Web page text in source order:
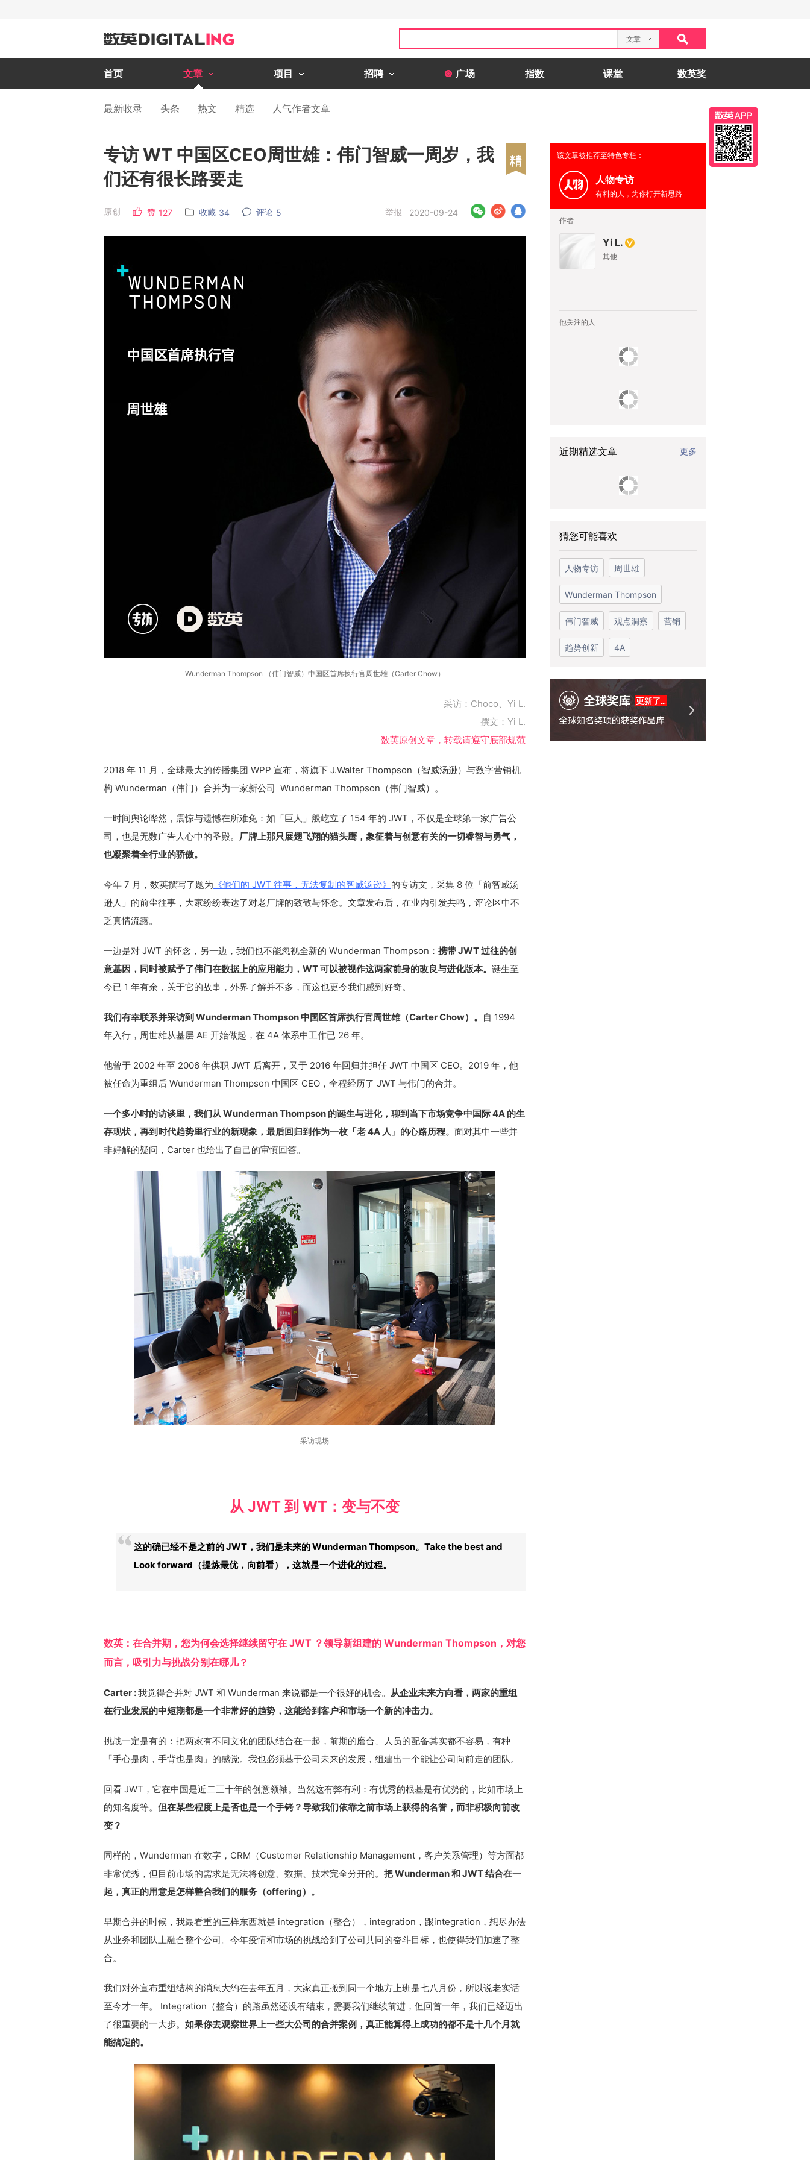
文章
首页 文章 项目 招聘 广场 指数 课堂 数英奖
最新收录 头条 热文 精选 人气作者文章
专访 WT 中国区CEO周世雄：伟门智威一周岁，我
们还有很长路要走
原创 赞 127 收藏 34 评论 5 举报 2020-09-24
Wunderman Thompson （伟门智威）中国区首席执行官周世雄（Carter Chow）
采访：Choco、Yi L.
撰文：Yi L.
数英原创文章，转载请遵守底部规范
2018 年 11 月，全球最大的传播集团 WPP 宣布，将旗下 J.Walter Thompson（智威汤逊）与数字营销机
构 Wunderman（伟门）合并为一家新公司 Wunderman Thompson（伟门智威）。
一时间舆论哗然，震惊与遗憾在所难免：如「巨人」般屹立了 154 年的 JWT，不仅是全球第一家广告公
司，也是无数广告人心中的圣殿。 厂牌上那只展翅飞翔的猫头鹰，象征着与创意有关的一切睿智与勇气，
也凝聚着全行业的骄傲。
今年 7 月，数英撰写了题为 《他们的 JWT 往事，无法复制的智威汤逊》 的专访文，采集 8 位「前智威汤
逊人」的前尘往事，大家纷纷表达了对老厂牌的致敬与怀念。文章发布后，在业内引发共鸣，评论区中不
乏真情流露。
一边是对 JWT 的怀念，另一边，我们也不能忽视全新的 Wunderman Thompson： 携带 JWT 过往的创
意基因，同时被赋予了伟门在数据上的应用能力，WT 可以被视作这两家前身的改良与进化版本。 诞生至
今已 1 年有余，关于它的故事，外界了解并不多，而这也更令我们感到好奇。
我们有幸联系并采访到 Wunderman Thompson 中国区首席执行官周世雄（Carter Chow）。 自 1994
年入行，周世雄从基层 AE 开始做起，在 4A 体系中工作已 26 年。
他曾于 2002 年至 2006 年供职 JWT 后离开，又于 2016 年回归并担任 JWT 中国区 CEO。2019 年，他
被任命为重组后 Wunderman Thompson 中国区 CEO，全程经历了 JWT 与伟门的合并。
一个多小时的访谈里，我们从 Wunderman Thompson 的诞生与进化，聊到当下市场竞争中国际 4A 的生
存现状，再到时代趋势里行业的新现象，最后回归到作为一枚「老 4A 人」的心路历程。 面对其中一些并
非好解的疑问，Carter 也给出了自己的审慎回答。
采访现场
从 JWT 到 WT：变与不变
这的确已经不是之前的 JWT，我们是未来的 Wunderman Thompson。Take the best and
Look forward（提炼最优，向前看），这就是一个进化的过程。
数英：在合并期，您为何会选择继续留守在 JWT ？领导新组建的 Wunderman Thompson，对您
而言，吸引力与挑战分别在哪儿？
Carter :我觉得合并对 JWT 和 Wunderman 来说都是一个很好的机会。 从企业未来方向看，两家的重组
在行业发展的中短期都是一个非常好的趋势，这能给到客户和市场一个新的冲击力。
挑战一定是有的：把两家有不同文化的团队结合在一起，前期的磨合、人员的配备其实都不容易，有种
「手心是肉，手背也是肉」的感觉。我也必须基于公司未来的发展，组建出一个能让公司向前走的团队。
回看 JWT，它在中国是近二三十年的创意领袖。当然这有弊有利：有优秀的根基是有优势的，比如市场上
的知名度等。 但在某些程度上是否也是一个手铐？导致我们依靠之前市场上获得的名誉，而非积极向前改
变？
同样的，Wunderman 在数字，CRM（Customer Relationship Management，客户关系管理）等方面都
非常优秀，但目前市场的需求是无法将创意、数据、技术完全分开的。 把 Wunderman 和 JWT 结合在一
起，真正的用意是怎样整合我们的服务（offering）。
早期合并的时候，我最看重的三样东西就是 integration（整合），integration，跟integration，想尽办法
从业务和团队上融合整个公司。今年疫情和市场的挑战给到了公司共同的奋斗目标，也使得我们加速了整
合。
我们对外宣布重组结构的消息大约在去年五月，大家真正搬到同一个地方上班是七八月份，所以说老实话
至今才一年。 Integration（整合）的路虽然还没有结束，需要我们继续前进，但回首一年，我们已经迈出
了很重要的一大步。 如果你去观察世界上一些大公司的合并案例，真正能算得上成功的都不是十几个月就
能搞定的。
该文章被推荐至特色专栏：
人物专访
有料的人，为你打开新思路
作者
Yi L.
其他
他关注的人
近期精选文章 更多
猜您可能喜欢
人物专访 周世雄
Wunderman Thompson
伟门智威 观点洞察 营销
趋势创新 4A